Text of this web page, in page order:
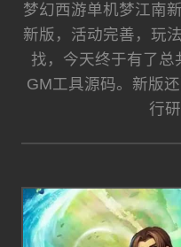
梦幻西游单机梦江南
新版，活动完善，玩
找，今天终于有了总
GM工具源码。新版
行